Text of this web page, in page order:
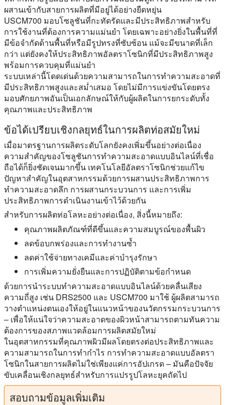
ผสานเข้ากับสายการผลิตที่มีอยู่ได้อย่างยืดหยุ่น
USCM700 มอบโซลูชันที่กะทัดรัดและมีประสิทธิภาพสำหรับ
การใช้งานที่ต้องการความแม่นยำ โดยเฉพาะอย่างยิ่งในพื้นที่ที่
มีข้อจำกัดด้านพื้นที่หรือมีรูปทรงที่ซับซ้อน แม้จะมีขนาดที่เล็ก
กว่า แต่ยังคงให้ประสิทธิภาพอัลตราโซนิกที่มีประสิทธิภาพสูง
พร้อมการควบคุมที่แม่นยำ
ระบบเหล่านี้โดดเด่นด้วยความสามารถในการทำความสะอาดที่
มีประสิทธิภาพสูงและสม่ำเสมอ โดยไม่มีการแข่งขันโดยตรง
มอบศักยภาพอันเป็นเอกลักษณ์ให้กับผู้ผลิตในการยกระดับทั้ง
คุณภาพและประสิทธิภาพ
ข้อได้เปรียบเชิงกลยุทธ์ในการผลิตท่อสมัยใหม่
เมื่อมาตรฐานการผลิตระดับโลกยังคงเพิ่มขึ้นอย่างต่อเนื่อง
ความสำคัญของโซลูชันการทำความสะอาดแบบอินไลน์ที่เชื่อ
ถือได้ก็ยิ่งชัดเจนมากขึ้น เทคโนโลยีอัลตราโซนิกช่วยแก้ไข
ปัญหาสำคัญในอุตสาหกรรมด้วยการผสานประสิทธิภาพการ
ทำความสะอาดลึก การผสานกระบวนการ และการเพิ่ม
ประสิทธิภาพการดำเนินงานเข้าไว้ด้วยกัน
สำหรับการผลิตท่อโลหะอย่างต่อเนื่อง, สิ่งนี้หมายถึง:
คุณภาพผลิตภัณฑ์ที่ดีขึ้นและความสมบูรณ์ของพื้นผิว
ลดข้อบกพร่องและการทำงานซ้ำ
ลดค่าใช้จ่ายทางเคมีและค่าบำรุงรักษา
การเพิ่มความยั่งยืนและการปฏิบัติตามข้อกำหนด
ด้วยการนำระบบทำความสะอาดแบบอินไลน์ด้วยคลื่นเสียง
ความถี่สูง เช่น DRS2500 และ USCM700 มาใช้ ผู้ผลิตสามารถ
วางตำแหน่งตนเองให้อยู่ในแนวหน้าของนวัตกรรมกระบวนการ
– เพื่อให้แน่ใจว่าความสะอาดของผิวหน้าสามารถตามทันความ
ต้องการของสภาพแวดล้อมการผลิตสมัยใหม่
ในอุตสาหกรรมที่คุณภาพผิวมีผลโดยตรงต่อประสิทธิภาพและ
ความสามารถในการทำกำไร การทำความสะอาดแบบอัลตรา
โซนิกในสายการผลิตไม่ใช่เพียงแค่การอัปเกรด – มันคือปัจจัย
ขับเคลื่อนเชิงกลยุทธ์สำหรับการแปรรูปโลหะยุคถัดไป
สอบถามข้อมูลเพิ่มเติม